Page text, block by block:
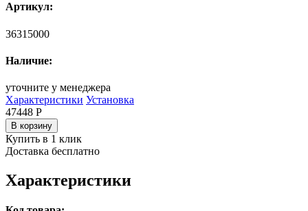
Артикул:
36315000
Наличие:
уточните у менеджера
Характеристики Установка
47448 Р
В корзину
Купить в 1 клик
Доставка бесплатно
Характеристики